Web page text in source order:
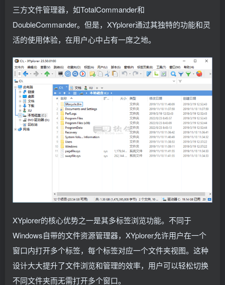
三方文件管理器，如TotalCommander和
DoubleCommander。但是，XYplorer通过其独特的功能和灵
活的使用体验，在用户心中占有一席之地。
XYplorer的核心优势之一是其多标签浏览功能。不同于
Windows自带的文件资源管理器，XYplorer允许用户在一个
窗口内打开多个标签，每个标签对应一个文件夹视图。这种
设计大大提升了文件浏览和管理的效率，用户可以轻松切换
不同文件夹而无需打开多个窗口。